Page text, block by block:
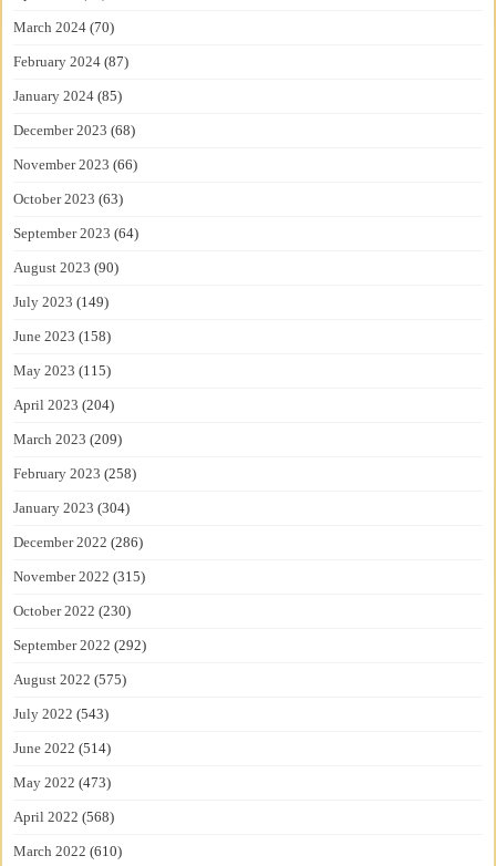
March 2024 (70)
February 2024 (87)
January 2024 (85)
December 2023 (68)
November 2023 (66)
October 2023 (63)
September 2023 (64)
August 2023 (90)
July 2023 (149)
June 2023 (158)
May 2023 (115)
April 2023 (204)
March 2023 (209)
February 2023 (258)
January 2023 (304)
December 2022 (286)
November 2022 (315)
October 2022 (230)
September 2022 (292)
August 2022 (575)
July 2022 (543)
June 2022 (514)
May 2022 (473)
April 2022 (568)
March 2022 (610)